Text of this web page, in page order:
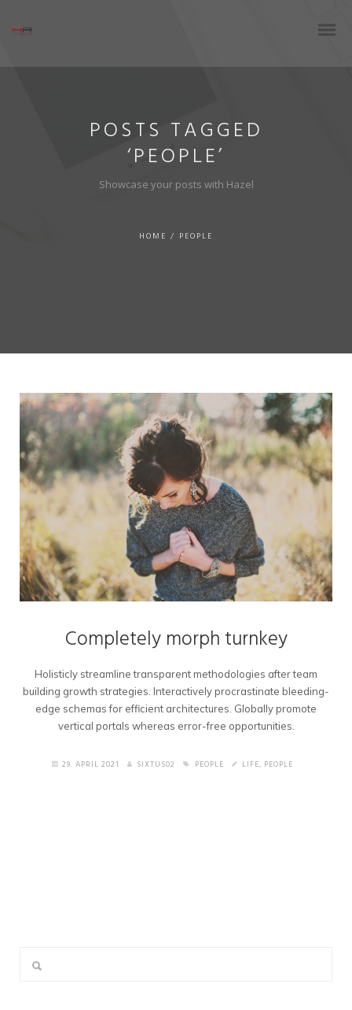
POSTS TAGGED
‘PEOPLE’
Showcase your posts with Hazel
HOME / PEOPLE
Completely morph turnkey
Holisticly streamline transparent methodologies after team
building growth strategies. Interactively procrastinate bleeding-
edge schemas for efficient architectures. Globally promote
vertical portals whereas error-free opportunities.
29. APRIL 2021 SIXTUS02 PEOPLE LIFE, PEOPLE